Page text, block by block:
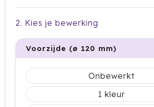
Cricket
Cutter & Buck
Dopper
Elevate
Fitz Living
2. Kies je bewerking
Voorzijde (ø 120 mm)
Onbewerkt
1